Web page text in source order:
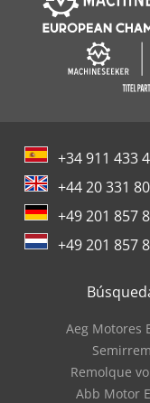
+34 911 433
+44 20 331
+49 201 857
+49 201 857
Aeg Motores
Remolque
Abb Motor